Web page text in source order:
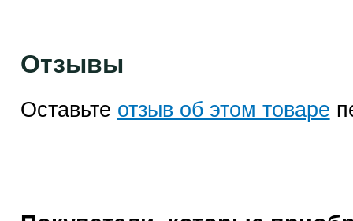
Отзывы
Оставьте отзыв об этом товаре